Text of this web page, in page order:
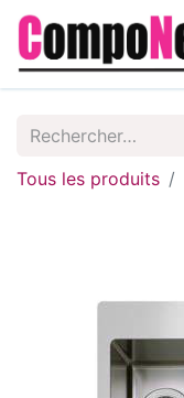
Tous les produits